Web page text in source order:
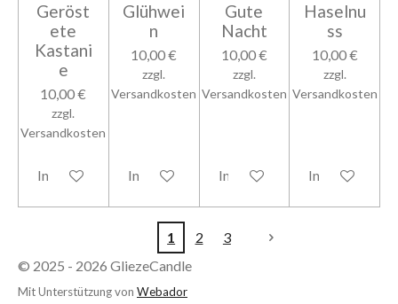
Geröst
ete
Kastani
e
10,00 €
zzgl.
Versandkosten
In den Warenkorb
Glühwei
n
10,00 €
zzgl.
Versandkosten
In den Warenkorb
Gute
Nacht
10,00 €
zzgl.
Versandkosten
In den Warenkorb
Haselnu
ss
10,00 €
zzgl.
Versandkosten
In den
1 2
3
© 2025 - 2026 GliezeCandle
Mit Unterstützung von Webador